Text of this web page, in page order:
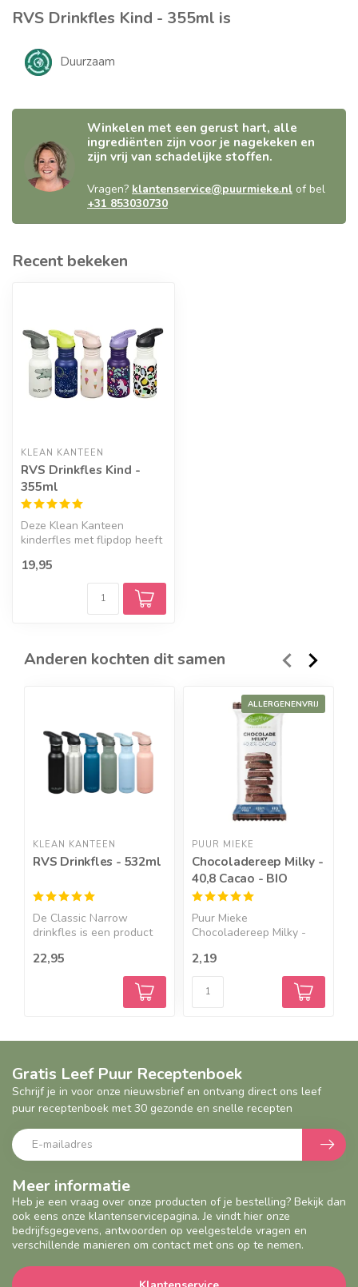
RVS Drinkfles Kind - 355ml is
Duurzaam
Winkelen met een gerust hart, alle
ingrediënten zijn voor je nagekeken en
zijn vrij van schadelijke stoffen.
Vragen? klantenservice@puurmieke.nl of bel
+31 853030730
Recent bekeken
KLEAN KANTEEN
RVS Drinkfles Kind -
355ml
Deze Klean Kanteen
kinderfles met flipdop heeft
perfect ...
19,95
Anderen kochten dit samen
KLEAN KANTEEN
RVS Drinkfles - 532ml
De Classic Narrow
drinkfles is een product
22,95
ALLERGENENVRIJ
PUUR MIEKE
Chocoladereep Milky -
40,8 Cacao - BIO
Puur Mieke
Chocoladereep Milky -
2,19
Meer informatie
Heb je een vraag over onze producten of je bestelling? Bekijk dan
ook eens onze klantenservicepagina. Je vindt hier onze
bedrijfsgegevens, antwoorden op veelgestelde vragen en
verschillende manieren om contact met ons op te nemen.
Gratis Leef Puur Receptenboek
Schrijf je in voor onze nieuwsbrief en ontvang direct ons leef
puur receptenboek met 30 gezonde en snelle recepten